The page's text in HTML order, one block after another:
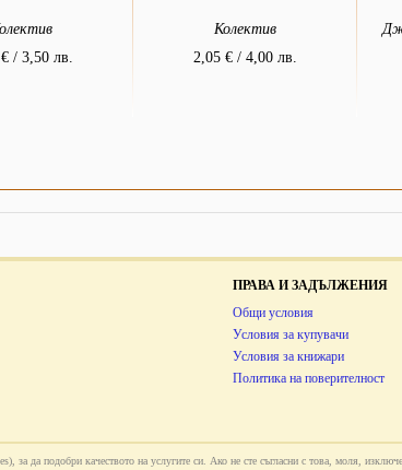
/ 3,50 лв.
Колектив
2,05 € / 4,00 лв.
ПРАВА И ЗАДЪЛЖЕНИЯ
Общи условия
Условия за купувачи
Условия за книжари
Политика на поверителност
за да подобри качеството на услугите си. Ако не сте съгласни с това, моля,